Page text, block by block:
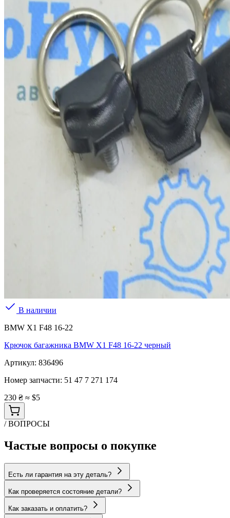
В наличии
BMW X1 F48 16-22
Крючок багажника BMW X1 F48 16-22 черный
Артикул: 836496
Номер запчасти: 51 47 7 271 174
230 ₴ ≈ $5
/ ВОПРОСЫ
Частые вопросы о покупке
Есть ли гарантия на эту деталь?
Как проверяется состояние детали?
Как заказать и оплатить?